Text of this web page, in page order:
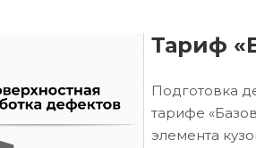
Тариф
Подготовка
тарифе
элемента